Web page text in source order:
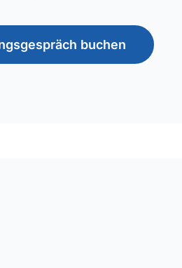
buchen